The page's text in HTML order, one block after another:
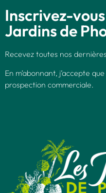
Inscrivez-
Jardins de
Recevez toutes nos
En m’abonnant, j’accepte
prospection commerciale.